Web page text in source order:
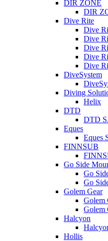
DIR ZONE
DIR
Dive Rite
Dive
Dive
Dive
Dive
Dive
DiveSystem
Diving
Helix
DTD
DTD
Eques
Eques
FINNSUB
Go Side
Go
Go
Golem Gear
Golem
Golem
Halcyon
Hollis